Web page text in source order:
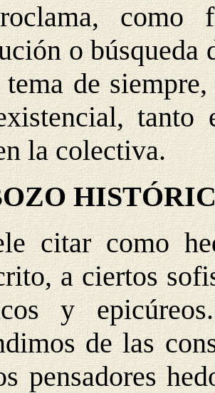
o búsqueda
tema de
tanto
la colectiva.
citar como
a ciertos
y
de las
pensadores